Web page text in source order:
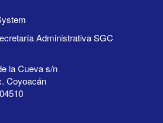
Administrativa SGC
la Cueva s/n
Coyoacán